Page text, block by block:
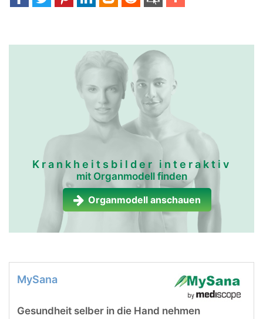
Krankheitsbilder interaktiv
mit Organmodell finden
Organmodell anschauen
MySana
Gesundheit selber in die Hand nehmen